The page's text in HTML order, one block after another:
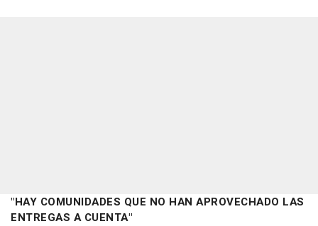
"HAY COMUNIDADES QUE NO HAN APROVECHADO LAS
ENTREGAS A CUENTA"